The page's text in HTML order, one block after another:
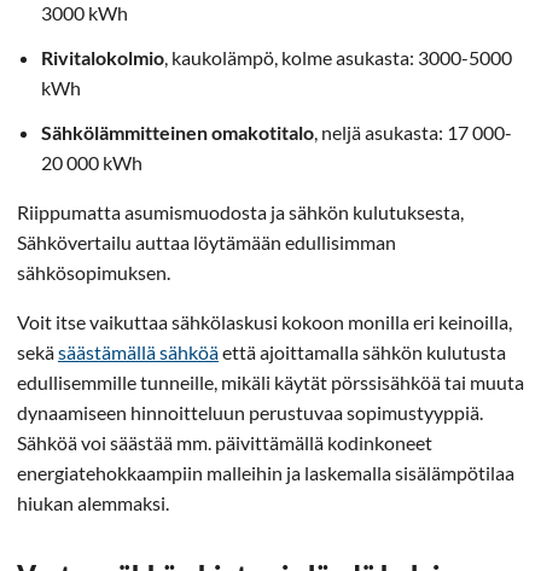
3000 kWh
Rivitalokolmio, kaukolämpö, kolme asukasta: 3000-5000
kWh
Sähkölämmitteinen omakotitalo, neljä asukasta: 17 000-
20 000 kWh
Riippumatta asumismuodosta ja sähkön kulutuksesta,
Sähkövertailu auttaa löytämään edullisimman
sähkösopimuksen.
Voit itse vaikuttaa sähkölaskusi kokoon monilla eri keinoilla,
sekäsäästämällä sähköäettä ajoittamalla sähkön kulutusta
edullisemmille tunneille, mikäli käytät pörssisähköä tai muuta
dynaamiseen hinnoitteluun perustuvaa sopimustyyppiä.
Sähköä voi säästää mm. päivittämällä kodinkoneet
energiatehokkaampiin malleihin ja laskemalla sisälämpötilaa
hiukan alemmaksi.